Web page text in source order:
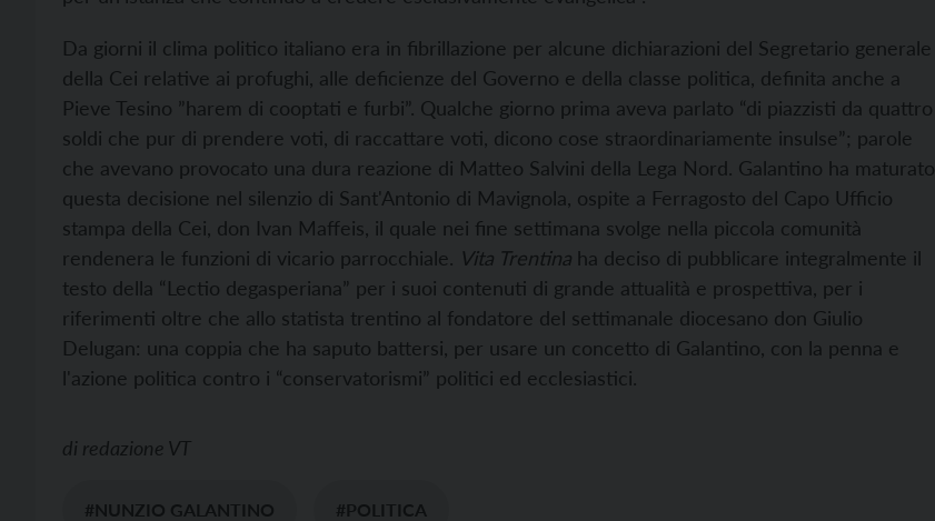
Da giorni il clima politico italiano era in fibrillazione per alcune dichiarazioni del Segretario generale
della Cei relative ai profughi, alle deficienze del Governo e della classe politica, definita anche a
Pieve Tesino ”harem di cooptati e furbi”. Qualche giorno prima aveva parlato “di piazzisti da quattro
soldi che pur di prendere voti, di raccattare voti, dicono cose straordinariamente insulse”; parole
che avevano provocato una dura reazione di Matteo Salvini della Lega Nord. Galantino ha maturato
questa decisione nel silenzio di Sant'Antonio di Mavignola, ospite a Ferragosto del Capo Ufficio
stampa della Cei, don Ivan Maffeis, il quale nei fine settimana svolge nella piccola comunità
rendenera le funzioni di vicario parrocchiale. Vita Trentina ha deciso di pubblicare integralmente il
testo della “Lectio degasperiana” per i suoi contenuti di grande attualità e prospettiva, per i
riferimenti oltre che allo statista trentino al fondatore del settimanale diocesano don Giulio
Delugan: una coppia che ha saputo battersi, per usare un concetto di Galantino, con la penna e
l'azione politica contro i “conservatorismi” politici ed ecclesiastici.
di redazione VT
#NUNZIO GALANTINO #POLITICA